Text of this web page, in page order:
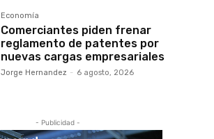
Economía
Comerciantes piden frenar
reglamento de patentes por
nuevas cargas empresariales
Jorge Hernandez - 6 agosto, 2026
- Publicidad -